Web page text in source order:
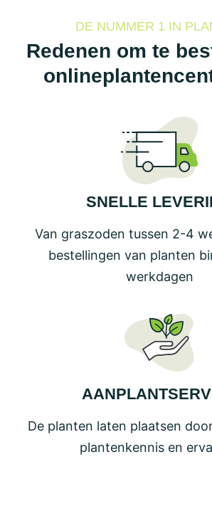
DE NUMMER 1 IN
Redenen om te
SNELLE
Van graszoden tussen 2-4
bestellingen van planten
werkdagen
De planten laten plaatsen
plantenkennis en